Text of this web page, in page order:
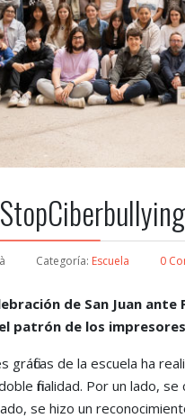
Categoría: Escuela 0
de San Juan
patrón de los
gráficas de la escuela ha
finalidad. Por un lado, se
se hizo un